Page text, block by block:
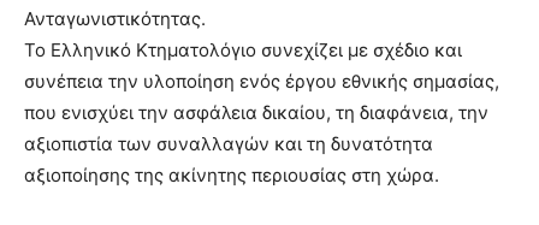
Ανταγωνιστικότητας.
Το Ελληνικό Κτηματολόγιο συνεχίζει με σχέδιο και
συνέπεια την υλοποίηση ενός έργου εθνικής σημασίας,
που ενισχύει την ασφάλεια δικαίου, τη διαφάνεια, την
αξιοπιστία των συναλλαγών και τη δυνατότητα
αξιοποίησης της ακίνητης περιουσίας στη χώρα.